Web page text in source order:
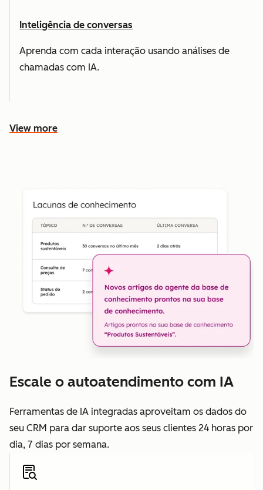
Inteligência de conversas
Aprenda com cada interação usando análises de
chamadas com IA.
View more
Escale o autoatendimento com IA
Ferramentas de IA integradas aproveitam os dados do
seu CRM para dar suporte aos seus clientes 24 horas por
dia, 7 dias por semana.